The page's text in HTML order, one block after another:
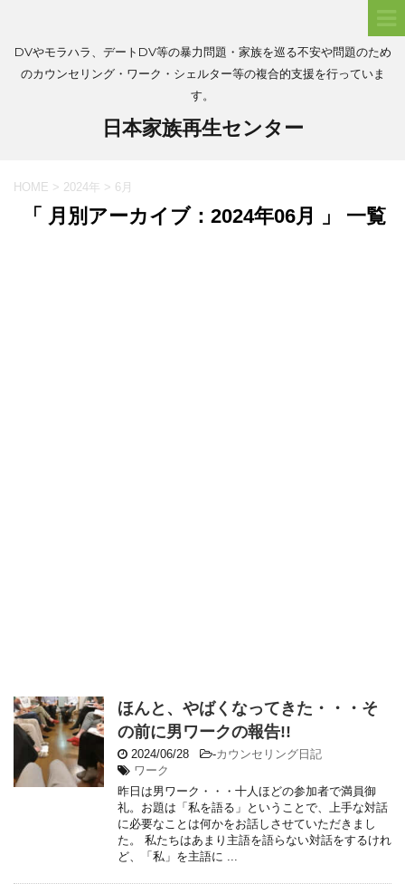
DVやモラハラ、デートDV等の暴力問題・家族を巡る不安や問題のため
のカウンセリング・ワーク・シェルター等の複合的支援を行っていま
す。
日本家族再生センター
HOME > 2024年 > 6月
「 月別アーカイブ：2024年06月 」 一覧
ほんと、やばくなってきた・・・そ
の前に男ワークの報告!!
2024/06/28 -カウンセリング日記
ワーク
昨日は男ワーク・・・十人ほどの参加者で満員御
礼。お題は「私を語る」ということで、上手な対話
に必要なことは何かをお話しさせていただきまし
た。 私たちはあまり主語を語らない対話をするけれ
ど、「私」を主語に ...